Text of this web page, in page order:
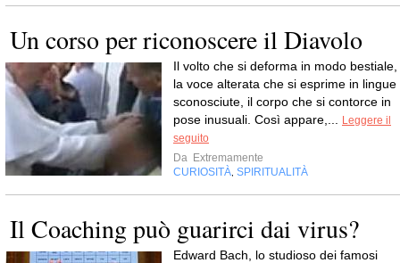
Un corso per riconoscere il Diavolo
Il volto che si deforma in modo bestiale,
la voce alterata che si esprime in lingue
sconosciute, il corpo che si contorce in
pose inusuali. Così appare,...
Leggere il
seguito
Da Extremamente
CURIOSITÀ SPIRITUALITÀ
Il Coaching può guarirci dai virus?
Edward Bach, lo studioso dei famosi